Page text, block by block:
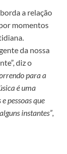
a relação
momentos
da nossa
diz o
para a
é uma
pessoas que
instantes”,